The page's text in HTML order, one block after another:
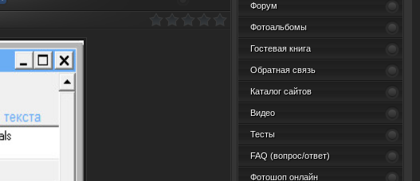
Форум
Фотоальбомы
Гостевая книга
Обратная связь
Каталог сайтов
Видео
Тесты
FAQ (вопрос/ответ)
Фотошоп онлайн